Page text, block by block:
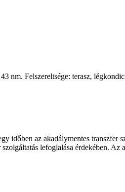
nm. Felszereltsége: terasz,
időben az akadálymentes transzfer
lefoglalása érdekében. Az